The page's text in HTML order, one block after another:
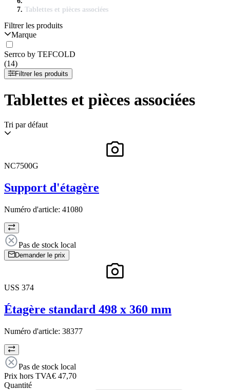
Tablettes et pièces associées
Filtrer les produits
Marque
Serrco by TEFCOLD
(14)
Filtrer les produits
Tablettes et pièces associées
Tri par défaut
NC7500G
Support d'étagère
Numéro d'article: 41080
Pas de stock local
Demander le prix
USS 374
Étagère standard 498 x 360 mm
Numéro d'article: 38377
Pas de stock local
Prix hors TVA€ 47,70
Quantité